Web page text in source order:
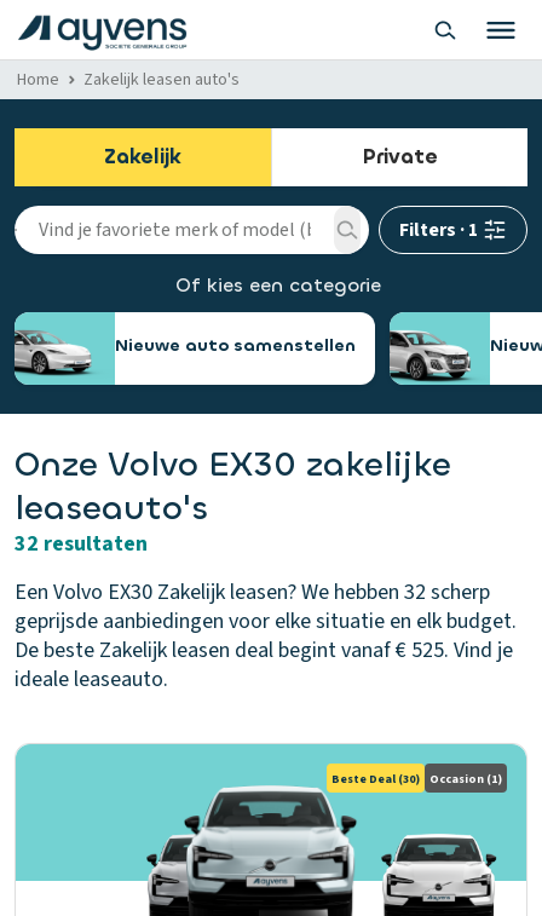
Home Zakelijk leasen auto's
Zakelijk Private
Filters ·1
Of kies een categorie
Nieuwe auto samenstellen
Onze Volvo EX30 zakelijke
leaseauto's
32 resultaten
Een Volvo EX30 Zakelijk leasen? We hebben 32 scherp
geprijsde aanbiedingen voor elke situatie en elk budget.
De beste Zakelijk leasen deal begint vanaf € 525. Vind je
ideale leaseauto.
Beste Deal (30) Occasion (1)